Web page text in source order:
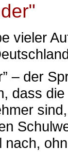
vieler
– der
dass
nach,